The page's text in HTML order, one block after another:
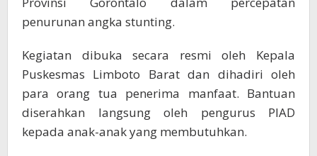
penurunan angka stunting.
Kegiatan dibuka secara resmi oleh Kepala
Puskesmas Limboto Barat dan dihadiri oleh
para orang tua penerima manfaat. Bantuan
diserahkan langsung oleh pengurus PIAD
kepada anak-anak yang membutuhkan.